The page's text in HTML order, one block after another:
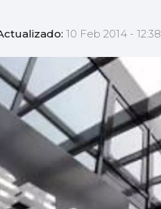
10 Feb 2014 - 12:38